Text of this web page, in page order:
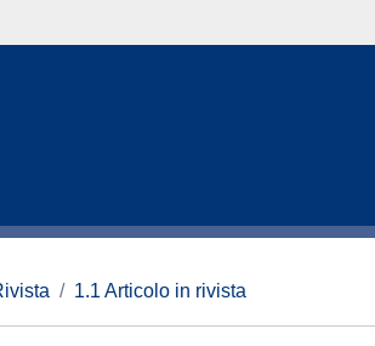
1.1 Articolo in rivista